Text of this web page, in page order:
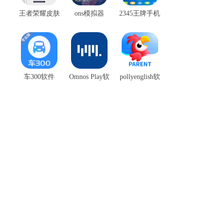
王者荣耀皮肤
ons模拟器
2345王牌手机
车300软件
Omnos Play软
pollyenglish软